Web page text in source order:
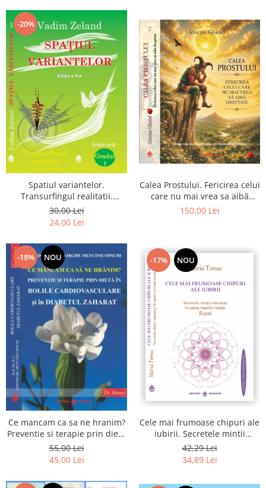
-20%
Spatiul variantelor.
Transurfingul realitatii.
Gradul 1. Cum sa ne
dezvoltam intuitia si sa ne
30,00 Lei
24,00 Lei
Calea Prostului. Fericirea celui
care nu mai vrea sa aibă
dreptate - Intoarcerea la
150,00 Lei
-18% NOU
Ce mancam ca sa ne hranim?
Preventie si terapie prin dieta
in bolile cardiovasculare si in
diabetul zaharat
55,00 Lei
45,00 Lei
-17% NOU
Cele mai frumoase chipuri ale
iubirii. Secretele mintii
omenesti in opera marelui
initiat, Rumi
42,29 Lei
34,89 Lei